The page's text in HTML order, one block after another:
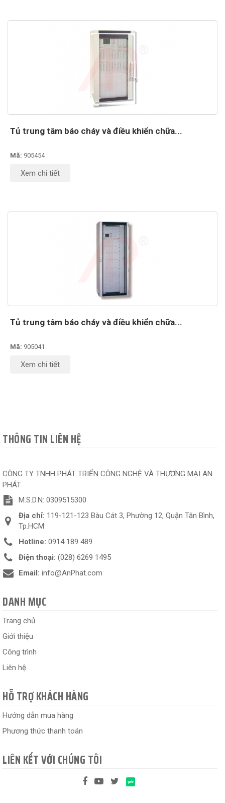
Tủ trung tâm báo cháy và điều khiển chữa...
Mã: 905454
Xem chi tiết
Tủ trung tâm báo cháy và điều khiển chữa...
Mã: 905041
Xem chi tiết
THÔNG TIN LIÊN HỆ
CÔNG TY TNHH PHÁT TRIỂN CÔNG NGHỆ VÀ THƯƠNG MẠI AN
PHÁT
M.S.D.N: 0309515300
Địa chỉ: 119-121-123 Bàu Cát 3, Phường 12, Quận Tân Bình,
Tp.HCM
Hotline: 0914 189 489
Điện thoại: (028) 6269 1495
Email: info@AnPhat.com
DANH MỤC
Trang chủ
Giới thiệu
Công trình
Liên hệ
HỖ TRỢ KHÁCH HÀNG
Hướng dẫn mua hàng
Phương thức thanh toán
LIÊN KẾT VỚI CHÚNG TÔI